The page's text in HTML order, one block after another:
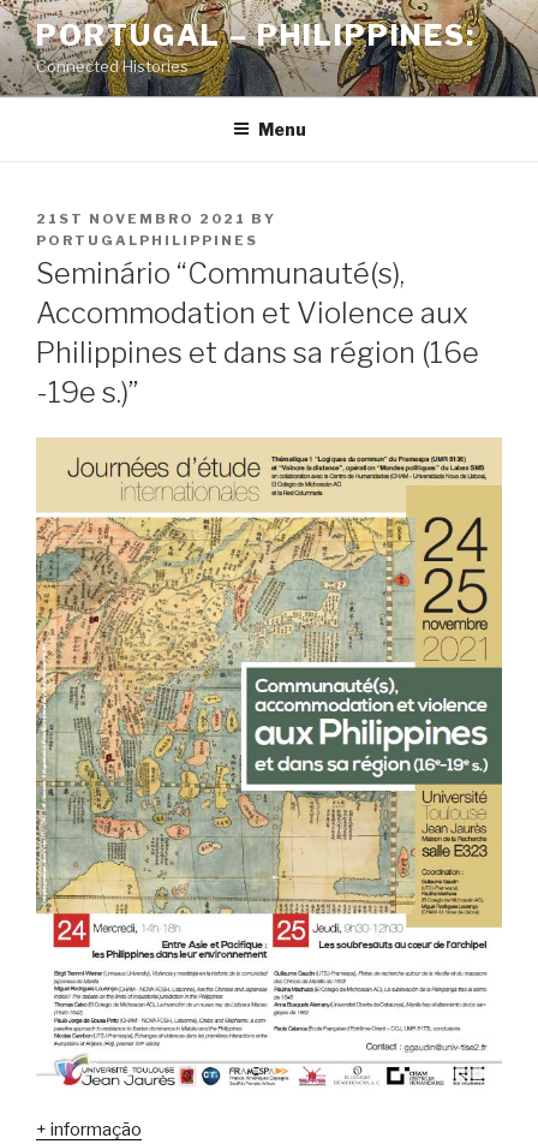
Skip
to
content
PORTUGAL – PHILIPPINES:
Connected Histories
Menu
POSTED
ON
21ST NOVEMBRO 2021 BY
PORTUGALPHILIPPINES
Seminário “Communauté(s),
Accommodation et Violence aux
Philippines et dans sa région (16e
-19e s.)”
+ informação